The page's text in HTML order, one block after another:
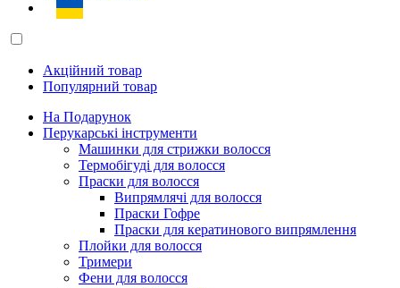
Акційний товар
Популярний товар
На Подарунок
Перукарські інструменти
Машинки для стрижки волосся
Термобігуді для волосся
Праски для волосся
Випрямлячі для волосся
Праски Гофре
Праски для кератинового випрямлення
Плойки для волосся
Тримери
Фени для волосся